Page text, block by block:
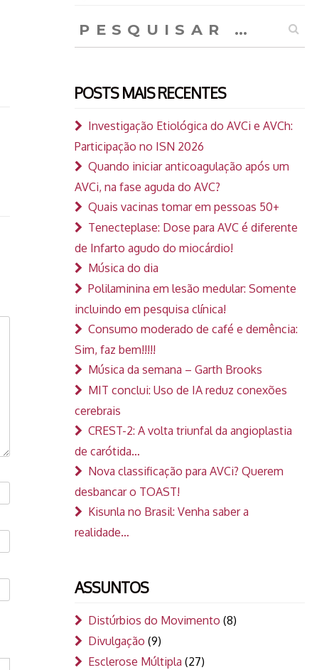
por:
POSTS MAIS RECENTES
Investigação Etiológica do AVCi e AVCh:
Participação no ISN 2026
Quando iniciar anticoagulação após um
AVCi, na fase aguda do AVC?
Quais vacinas tomar em pessoas 50+
Tenecteplase: Dose para AVC é diferente
de Infarto agudo do miocárdio!
Música do dia
Polilaminina em lesão medular: Somente
incluindo em pesquisa clínica!
Consumo moderado de café e demência:
Sim, faz bem!!!!!
Música da semana – Garth Brooks
MIT conclui: Uso de IA reduz conexões
cerebrais
CREST-2: A volta triunfal da angioplastia
de carótida…
Nova classificação para AVCi? Querem
desbancar o TOAST!
Kisunla no Brasil: Venha saber a
realidade…
ASSUNTOS
Distúrbios do Movimento (8)
Divulgação (9)
Esclerose Múltipla (27)